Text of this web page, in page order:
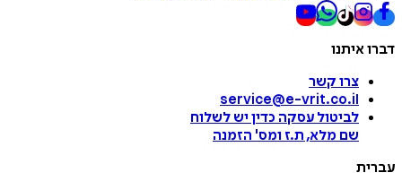
דברו איתנו
צרו קשר
service@e-vrit.co.il
לביטול עסקה כדין יש לשלוח
שם מלא, ת.ז ומס' הזמנה
עברית